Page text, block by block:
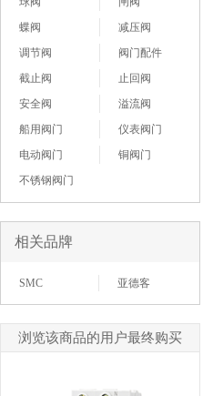
蝶阀
减压阀
调节阀
阀门配件
截止阀
止回阀
安全阀
溢流阀
船用阀门
仪表阀门
电动阀门
铜阀门
不锈钢阀门
相关品牌
SMC 亚德客
浏览该商品的用户最终购买